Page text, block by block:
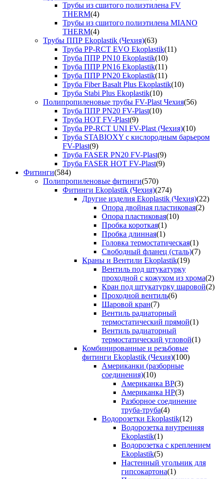
Трубы из сшитого полиэтилена FV
THERM(4)
Трубы из сшитого полиэтилена MIANO
THERM(4)
Трубы ППР Ekoplastik (Чехия)(63)
Труба PP-RCT EVO Ekoplastik(11)
Труба ППР PN10 Ekoplastik(10)
Труба ППР PN16 Ekoplastik(11)
Труба ППР PN20 Ekoplastik(11)
Труба Fiber Basalt Plus Ekoplastik(10)
Труба Stabi Plus Ekoplastik(10)
Полипропиленовые трубы FV-Plast Чехия(56)
Труба ППР PN20 FV-Plast(10)
Труба HOT FV-Plast(9)
Труба PP-RCT UNI FV-Plast (Чехия)(10)
Труба STABIOXY с кислородным барьером
FV-Plast(9)
Труба FASER PN20 FV-Plast(9)
Труба FASER HOT FV-Plast(9)
Фитинги(584)
Полипропиленовые фитинги(570)
Фитинги Ekoplastik (Чехия)(274)
Другие изделия Ekoplastik (Чехия)(22)
Опора двойная пластиковая(2)
Опора пластиковая(10)
Пробка короткая(1)
Пробка длинная(1)
Головка термостатическая(1)
Свободный фланец (сталь)(7)
Краны и Вентили Ekoplastik(19)
Вентиль под штукатурку
проходной с кожухом из хрома(2)
Кран под штукатурку шаровой(2)
Проходной вентиль(6)
Шаровой кран(7)
Вентиль радиаторный
термостатический прямой(1)
Вентиль радиаторный
термостатический угловой(1)
Комбинированные и резьбовые
фитинги Ekoplastik (Чехия)(100)
Американки (разборные
соединения)(10)
Американка ВР(3)
Американка НР(3)
Разборное соединение
труба-труба(4)
Водорозетки Ekoplastik(12)
Водорозетка внутренняя
Ekoplastik(1)
Водорозетка с креплением
Ekoplastik(5)
Настенный угольник для
гипсокартона(1)